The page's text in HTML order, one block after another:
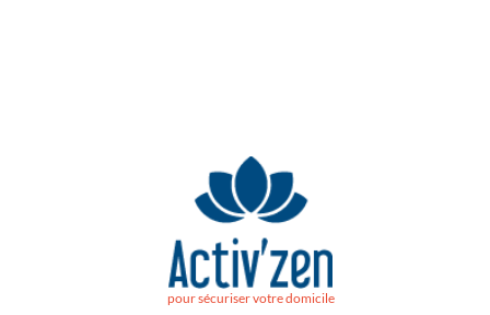
pour sécuriser votre domicile